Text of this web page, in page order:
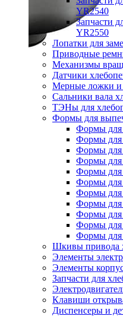
YR2540
Запчасти
YR2550
Лопатки для
Приводные
Механизмы
Датчики
Мерные ложки и
Сальники вала
ТЭНы для
Формы для
Формы для
Формы для
Формы для
Формы для
Формы для
Формы для
Формы для
Формы для
Формы для
Формы для
Формы для
Шкивы привода
Элементы
Элементы
Запчасти для
Клавиши
Диспенсеры и